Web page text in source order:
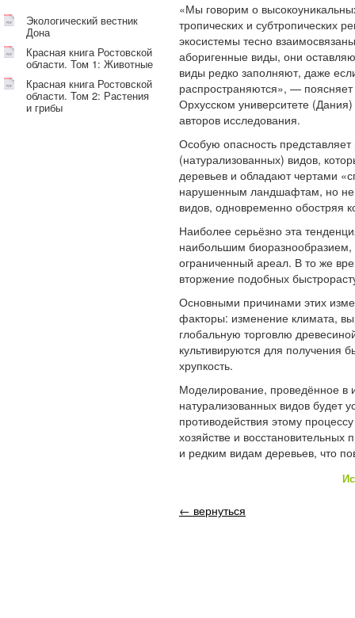
Экологический вестник
Дона
Красная книга Ростовской
области. Том 1: Животные
Красная книга Ростовской
области. Том 2: Растения
и грибы
«Мы говорим о
тропических и субтропических
экосистемы тесно
аборигенные виды, они
виды редко заполняют, даже
распространяются», —
Орхусском университете
авторов исследования.
Особую опасность
(натурализованных) видов,
деревьев и обладают чертами
нарушенным ландшафтам, но не
видов, одновременно обостряя
Наиболее серьёзно эта
наибольшим
ограниченный ареал. В то же
вторжение подобных
Основными причинами этих
факторы: изменение климата,
глобальную торговлю
культивируются для получения
хрупкость.
Моделирование, проведённое в
натурализованных видов будет
противодействия этому
хозяйстве и
и редким видам деревьев, что
← вернуться